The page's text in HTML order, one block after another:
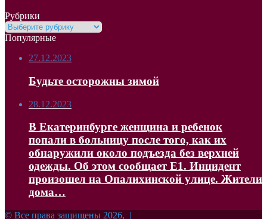
Рубрики
Рубрики
Популярные
27.12.2023
Будьте осторожны зимой
28.12.2023
В Екатеринбурге женщина и ребенок
попали в больницу после того, как их
обнаружили около подъезда без верхней
одежды. Об этом сообщает Е1. Инцидент
произошел на Опалихинской улице. Жители
дома…
© Все права защищены 2026, |